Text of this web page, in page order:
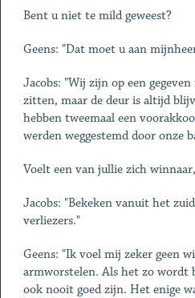
Bent u niet te mild geweest?
Geens: "Dat moet u aan
Jacobs: "Wij zijn op een
zitten, maar de deur is altijd
hebben tweemaal een
werden weggestemd door onze
Voelt een van jullie zich
Jacobs: "Bekeken vanuit het
verliezers."
Geens: "Ik voel mij zeker geen
armworstelen. Als het zo wordt
ook nooit goed zijn. Het enige